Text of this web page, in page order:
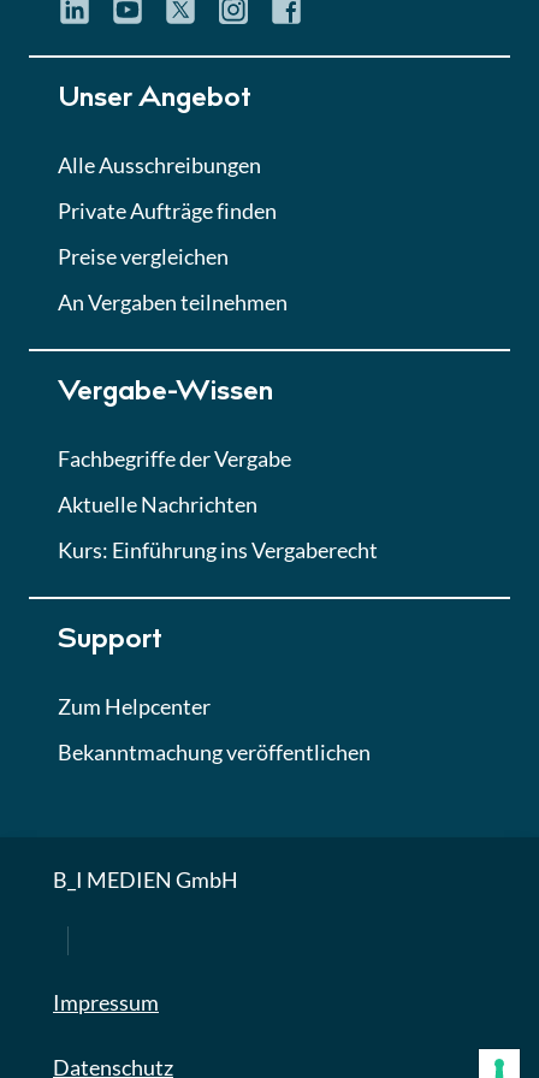
Quiz
Eignung im Vergabeverfahren
Lektion 6
Abgabe von Angeboten
Lektion
Lektion 7
Finales Quiz
Unser Angebot
Alle Ausschreibungen
Private Aufträge finden
Preise vergleichen
An Vergaben teilnehmen
Vergabe-Wissen
Fachbegriffe der Vergabe
Aktuelle Nachrichten
Kurs: Einführung ins Vergaberecht
Support
Zum Helpcenter
Bekanntmachung veröffentlichen
B_I MEDIEN GmbH
Impressum
Datenschutz